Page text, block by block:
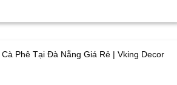
Phê Tại Đà Nẵng Giá Rẻ | Vking Decor